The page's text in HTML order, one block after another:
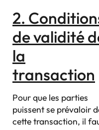
2.
de validité
la
transaction
Pour que les parties
puissent se prévaloir
cette transaction, il